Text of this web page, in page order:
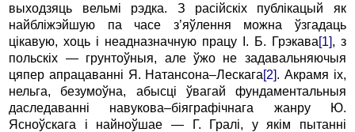
выходзяць вельмі рэдка. З расійскіх публікацый як
найбліжэйшую па часе з’яўлення можна ўзгадаць
цікавую, хоць і неадназначную працу І. Б. Грэкава[1], з
польскіх — грунтоўныя, але ўжо не задавальняючыя
цяпер апрацаванні Я. Натансона–Лескага[2]. Акра­мя іх,
нельга, безумоўна, абысці ўвагай фундаментальныя
даследаванні навукова–біяграфічнага жанру Ю.
Ясноўскага і найноўшае — Г. Гралі, у якім пытанні